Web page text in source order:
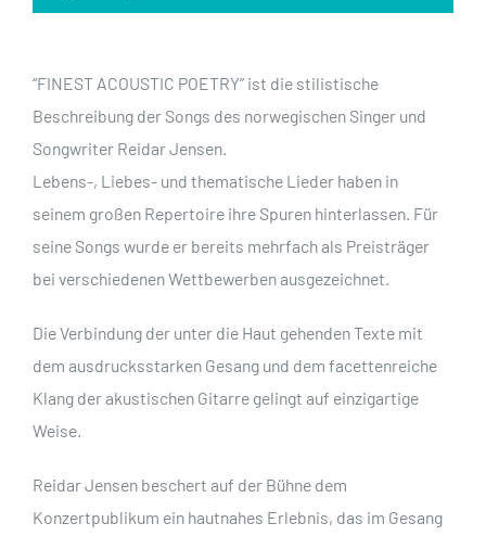
“FINEST ACOUSTIC POETRY” ist die stilistische
Beschreibung der Songs des norwegischen Singer und
Songwriter Reidar Jensen.
Lebens-, Liebes- und thematische Lieder haben in
seinem großen Repertoire ihre Spuren hinterlassen. Für
seine Songs wurde er bereits mehrfach als Preisträger
bei verschiedenen Wettbewerben ausgezeichnet.
Die Verbindung der unter die Haut gehenden Texte mit
dem ausdrucksstarken Gesang und dem facettenreiche
Klang der akustischen Gitarre gelingt auf einzigartige
Weise.
Reidar Jensen beschert auf der Bühne dem
Konzertpublikum ein hautnahes Erlebnis, das im Gesang